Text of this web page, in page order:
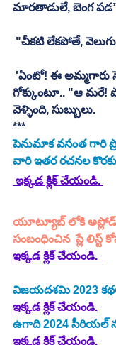
మారతాడులే, బెంగ
"చీకటి లేకపోతే,
గోక్కుంటూ.. "ఆ మరే!
వెళ్ళింది, సుబ్బులు.
***
పెనుమాక వసంత గారి
వారి ఇతర రచనల కొరకు
ఇక్కడ క్లిక్ చేయండి.
యూట్యూబ్ లోకి
సంబంధించిన  ప్లే లిస్ట్
ఇక్కడ క్లిక్ చేయండి.
విజయదశమి 2023
ఇక్కడ క్లిక్ చేయండి.
ఉగాది 2024 సీరియల్
ఇక్కడ క్లిక్ చేయండి.